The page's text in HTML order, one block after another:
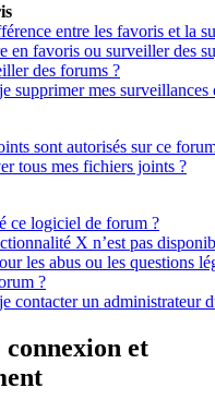
entre les favoris et la
en favoris ou surveiller des
des forums ?
supprimer mes surveillances
sont autorisés sur ce
tous mes fichiers joints ?
ce logiciel de forum ?
X n’est pas
les abus ou les questions
?
contacter un administrateur
connexion et